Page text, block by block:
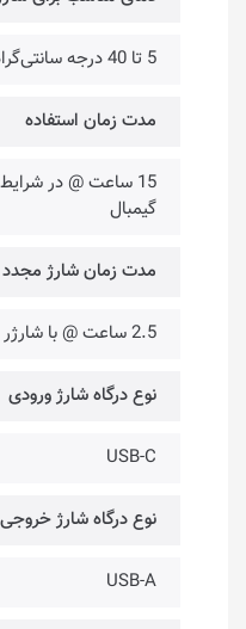
5 تا 40 درجه سانتی‌گراد
مدت زمان استفاده
15 ساعت @ در
گیمبال
مدت زمان شارژ مجدد
2.5 ساعت @ با شارژر 10 وات
نوع درگاه شارژ ورودی
USB-C
نوع درگاه شارژ خروجی
USB-A